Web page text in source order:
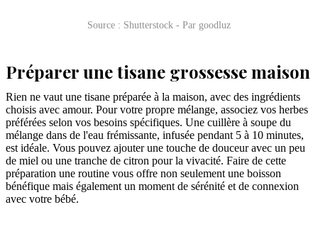
Source : Shutterstock - Par goodluz
Préparer une tisane grossesse maison
Rien ne vaut une tisane préparée à la maison, avec des ingrédients
choisis avec amour. Pour votre propre mélange, associez vos herbes
préférées selon vos besoins spécifiques. Une cuillère à soupe du
mélange dans de l'eau frémissante, infusée pendant 5 à 10 minutes,
est idéale. Vous pouvez ajouter une touche de douceur avec un peu
de miel ou une tranche de citron pour la vivacité. Faire de cette
préparation une routine vous offre non seulement une boisson
bénéfique mais également un moment de sérénité et de connexion
avec votre bébé.